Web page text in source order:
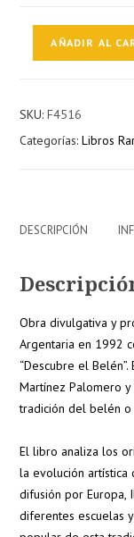
tradición
y
AÑADIR AL
SKU:F4516
Categorías:Libros
DESCRIPCIÓN
Obra divulgativa y
Argentaria en 1992
“Descubre el
Martínez Palomero
tradición del belén o
El libro analiza los
la evolución
difusión por Europa,
diferentes escuelas